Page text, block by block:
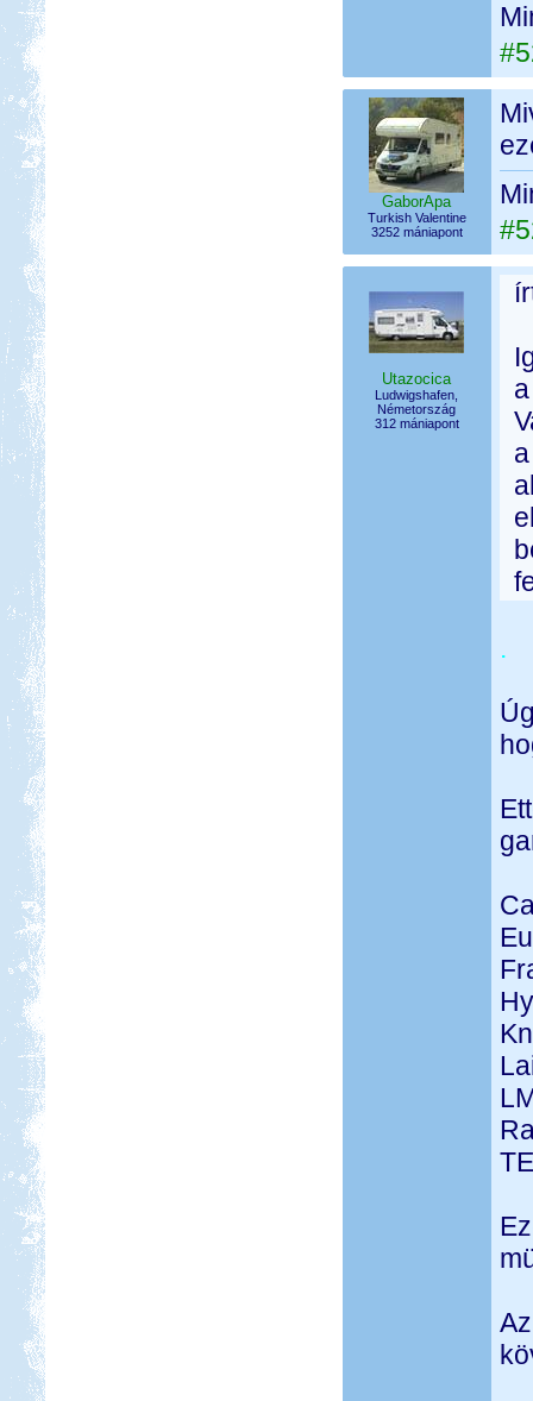
GaborApa
Turkish Valentine
3252 mániapont
Utazocica
Ludwigshafen,
Németország
312 mániapont
.